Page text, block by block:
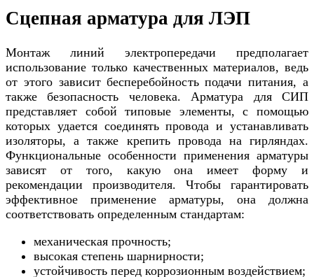
Сцепная арматура для ЛЭП
Монтаж линий электропередачи предполагает
использование только качественных материалов, ведь
от этого зависит бесперебойность подачи питания, а
также безопасность человека. Арматура для СИП
представляет собой типовые элементы, с помощью
которых удается соединять провода и устанавливать
изоляторы, а также крепить провода на гирляндах.
Функциональные особенности применения арматуры
зависят от того, какую она имеет форму и
рекомендации производителя. Чтобы гарантировать
эффективное применение арматуры, она должна
соответствовать определенным стандартам:
механическая прочность;
высокая степень шарнирности;
устойчивость перед коррозионным воздействием;